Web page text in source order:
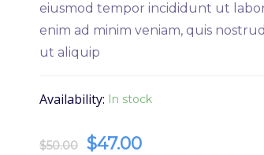
eiusmod tempor incididunt ut
enim ad minim veniam, quis
ut aliquip
Availability: In stock
$50.00 $47.00